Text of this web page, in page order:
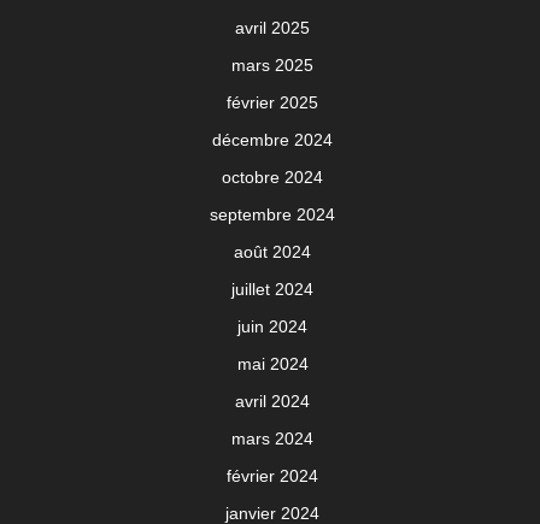
avril 2025
mars 2025
février 2025
décembre 2024
octobre 2024
septembre 2024
août 2024
juillet 2024
juin 2024
mai 2024
avril 2024
mars 2024
février 2024
janvier 2024